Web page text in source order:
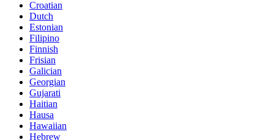
Croatian
Dutch
Estonian
Filipino
Finnish
Frisian
Galician
Georgian
Gujarati
Haitian
Hausa
Hawaiian
Hebrew